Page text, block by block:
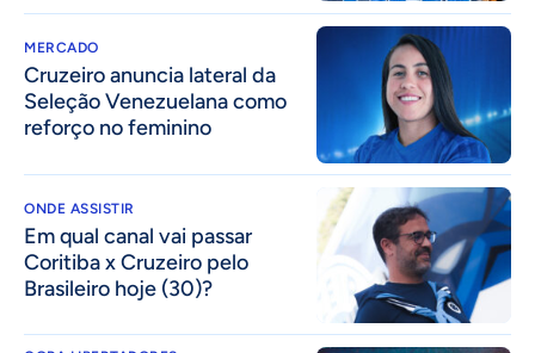
MERCADO
Cruzeiro anuncia lateral da
Seleção Venezuelana como
reforço no feminino
ONDE ASSISTIR
Em qual canal vai passar
Coritiba x Cruzeiro pelo
Brasileiro hoje (30)?